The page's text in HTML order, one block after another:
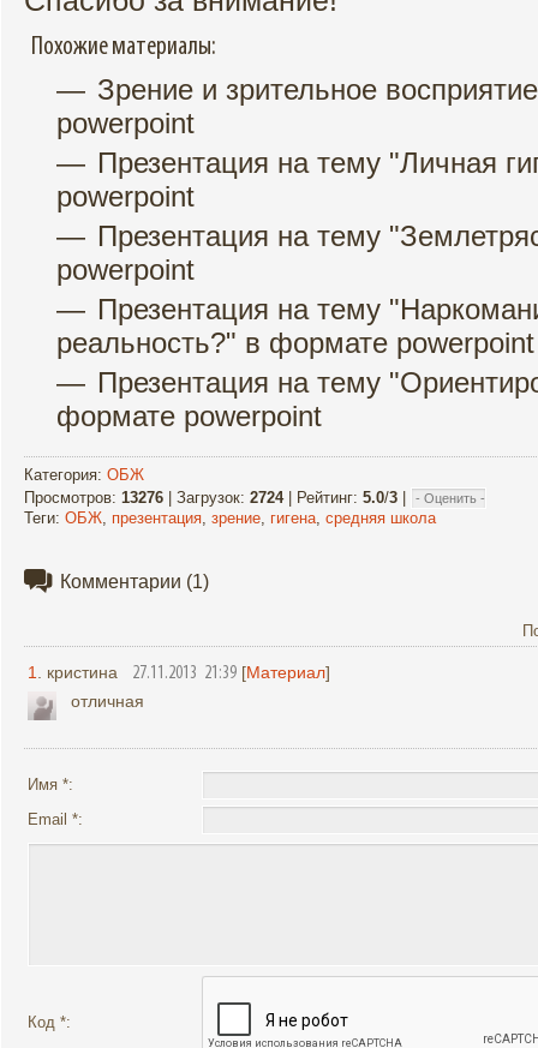
Похожие материалы:
Зрение и зрительное
powerpoint
Презентация на тему "Личная
powerpoint
Презентация на тему
powerpoint
Презентация на тему
реальность?" в формате powerpoint
Презентация на тему
формате powerpoint
Категория: ОБЖ
Просмотров: 13276 | Загрузок: 2724| Рейтинг: 5.0/3 |
Теги: ОБЖ презентация зрение гигена средняя школа
Комментарии (1)
1 . кристина 27.11.2013 21:39 [Материал]
отличная
Имя *:
Email *:
Код *: